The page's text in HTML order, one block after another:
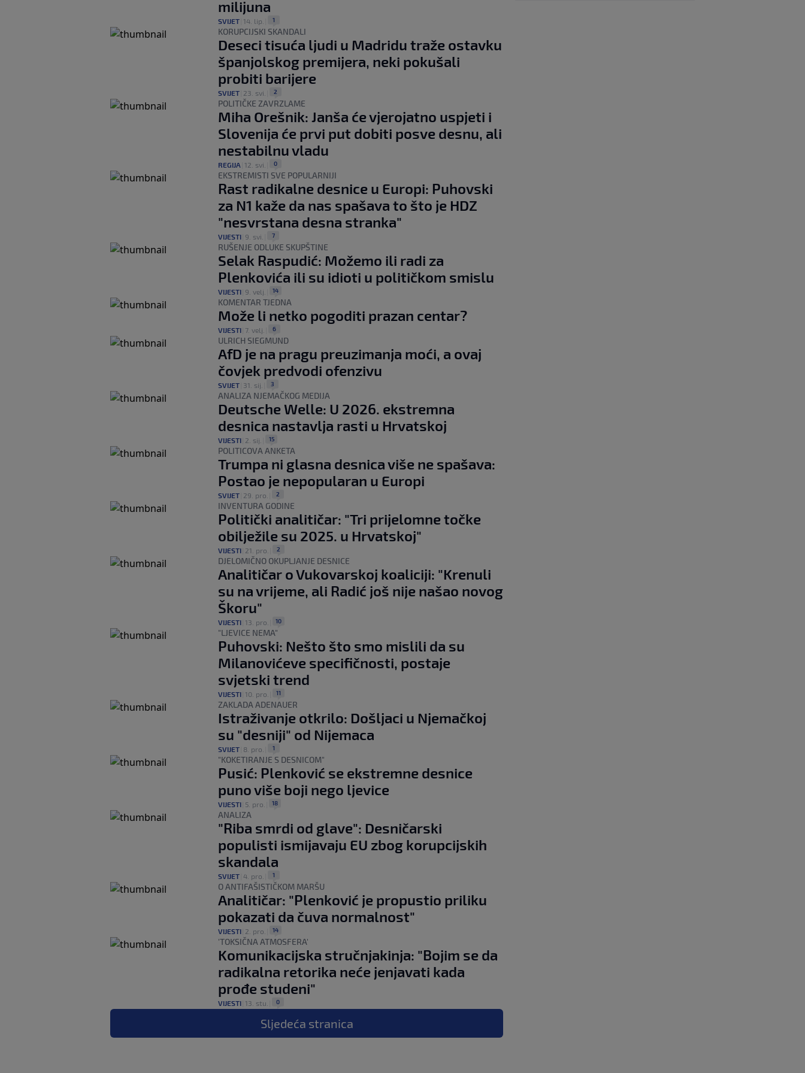
milijuna
SVIJET 14. lip. 1
KORUPCIJSKI SKANDALI
Deseci tisuća ljudi u Madridu traže ostavku
španjolskog premijera, neki pokušali
probiti barijere
SVIJET 23. svi. 2
POLITIČKE ZAVRZLAME
Miha Orešnik: Janša će vjerojatno uspjeti i
Slovenija će prvi put dobiti posve desnu, ali
nestabilnu vladu
REGIJA 12. svi. 0
EKSTREMISTI SVE POPULARNIJI
Rast radikalne desnice u Europi: Puhovski
za N1 kaže da nas spašava to što je HDZ
"nesvrstana desna stranka"
VIJESTI 9. svi. 7
RUŠENJE ODLUKE SKUPŠTINE
Selak Raspudić: Možemo ili radi za
Plenkovića ili su idioti u političkom smislu
VIJESTI 9. velj. 14
KOMENTAR TJEDNA
Može li netko pogoditi prazan centar?
VIJESTI 7. velj. 6
ULRICH SIEGMUND
AfD je na pragu preuzimanja moći, a ovaj
čovjek predvodi ofenzivu
SVIJET 31. sij. 3
ANALIZA NJEMAČKOG MEDIJA
Deutsche Welle: U 2026. ekstremna
desnica nastavlja rasti u Hrvatskoj
VIJESTI 2. sij. 15
POLITICOVA ANKETA
Trumpa ni glasna desnica više ne spašava:
Postao je nepopularan u Europi
SVIJET 29. pro. 2
INVENTURA GODINE
Politički analitičar: "Tri prijelomne točke
obilježile su 2025. u Hrvatskoj"
VIJESTI 21. pro. 2
DJELOMIČNO OKUPLJANJE DESNICE
Analitičar o Vukovarskoj koaliciji: "Krenuli
su na vrijeme, ali Radić još nije našao novog
Škoru"
VIJESTI 13. pro. 10
"LJEVICE NEMA"
Puhovski: Nešto što smo mislili da su
Milanovićeve specifičnosti, postaje
svjetski trend
VIJESTI 10. pro. 11
ZAKLADA ADENAUER
Istraživanje otkrilo: Došljaci u Njemačkoj
su "desniji" od Nijemaca
SVIJET 8. pro. 1
"KOKETIRANJE S DESNICOM"
Pusić: Plenković se ekstremne desnice
puno više boji nego ljevice
VIJESTI 5. pro. 18
ANALIZA
"Riba smrdi od glave": Desničarski
populisti ismijavaju EU zbog korupcijskih
skandala
SVIJET 4. pro. 1
O ANTIFAŠISTIČKOM MARŠU
Analitičar: "Plenković je propustio priliku
pokazati da čuva normalnost"
VIJESTI 2. pro. 14
'TOKSIČNA ATMOSFERA'
Komunikacijska stručnjakinja: "Bojim se da
radikalna retorika neće jenjavati kada
prođe studeni"
VIJESTI 13. stu. 0
Sljedeća stranica